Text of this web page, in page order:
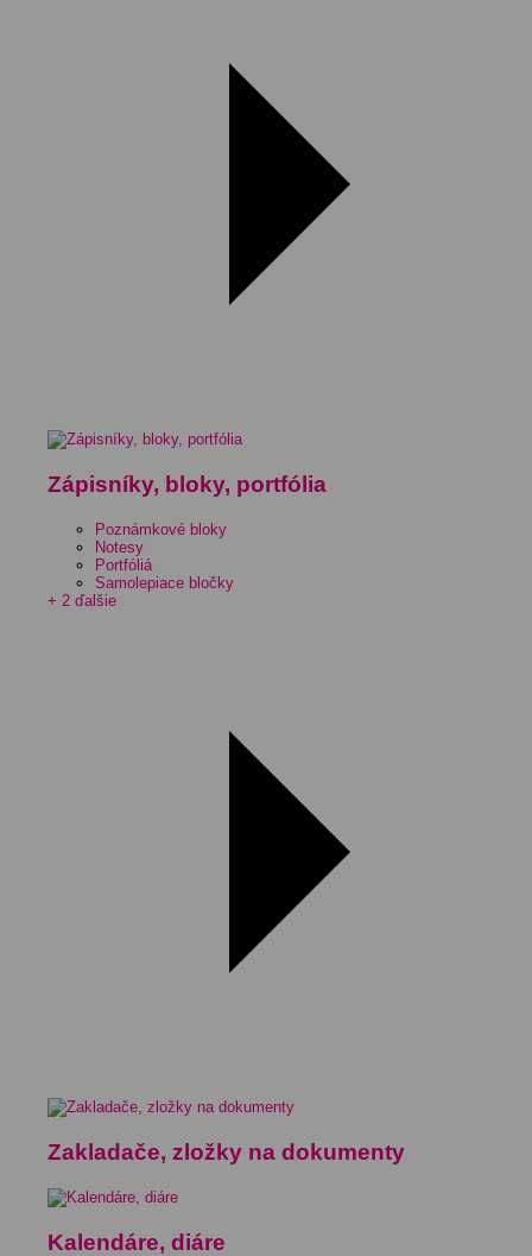
Zápisníky, bloky, portfólia
Poznámkové bloky
Notesy
Portfóliá
Samolepiace bločky
+ 2 ďalšie
Zakladače, zložky na dokumenty
Kalendáre, diáre